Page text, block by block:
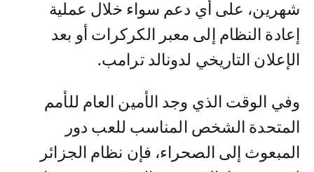
شهرين، على أي دعم سواء خلال عملية
إعادة النظام إلى معبر الكركرات أو بعد
الإعلان التاريخي لدونالد ترامب.
وفي الوقت الذي وجد الأمين العام للأمم
المتحدة الشخص المناسب للعب دور
المبعوث إلى الصحراء، فإن نظام الجزائر